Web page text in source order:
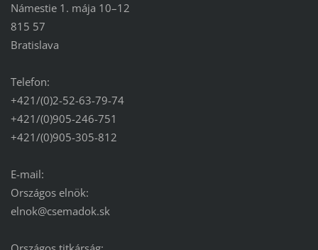
Námestie 1. mája 10–12
815 57
Bratislava
Telefon:
+421/(0)2-52-63-79-74
+421/(0)905-246-751
+421/(0)905-305-812
E-mail:
Országos elnök:
elnok@csemadok.sk